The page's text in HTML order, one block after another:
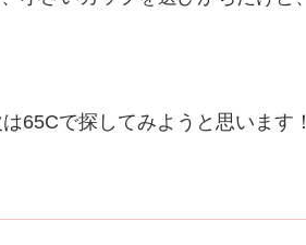
65Cで探してみようと思います！